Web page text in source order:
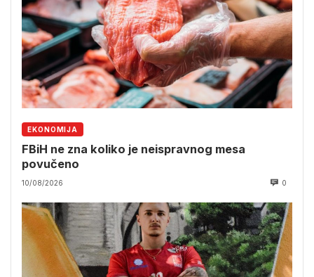
EKONOMIJA
FBiH ne zna koliko je neispravnog mesa
povučeno
10/08/2026 0